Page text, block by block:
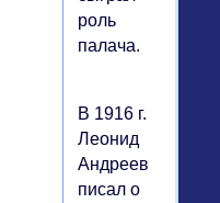
роль
палача.
В 1916 г.
Леонид
Андреев
писал о